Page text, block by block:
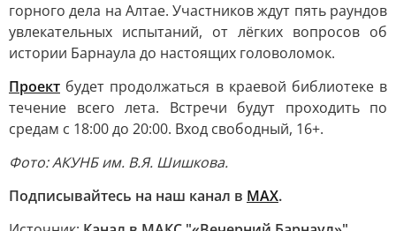
горного дела на Алтае. Участников ждут пять раундов
увлекательных испытаний, от лёгких вопросов об
истории Барнаула до настоящих головоломок.
Проект будет продолжаться в краевой библиотеке в
течение всего лета. Встречи будут проходить по
средам с 18:00 до 20:00. Вход свободный, 16+.
Фото: АКУНБ им. В.Я. Шишкова.
Подписывайтесь на наш канал в МАХ.